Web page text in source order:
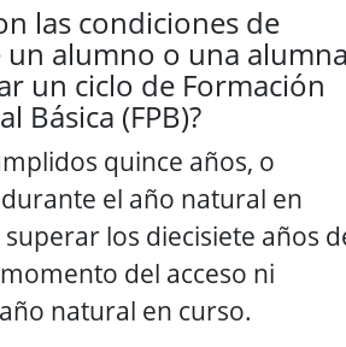
las condiciones de
un alumno o una
un ciclo de Formación
Básica (FPB)?
quince años, o
el año natural en
los diecisiete años
del acceso ni
natural en curso.